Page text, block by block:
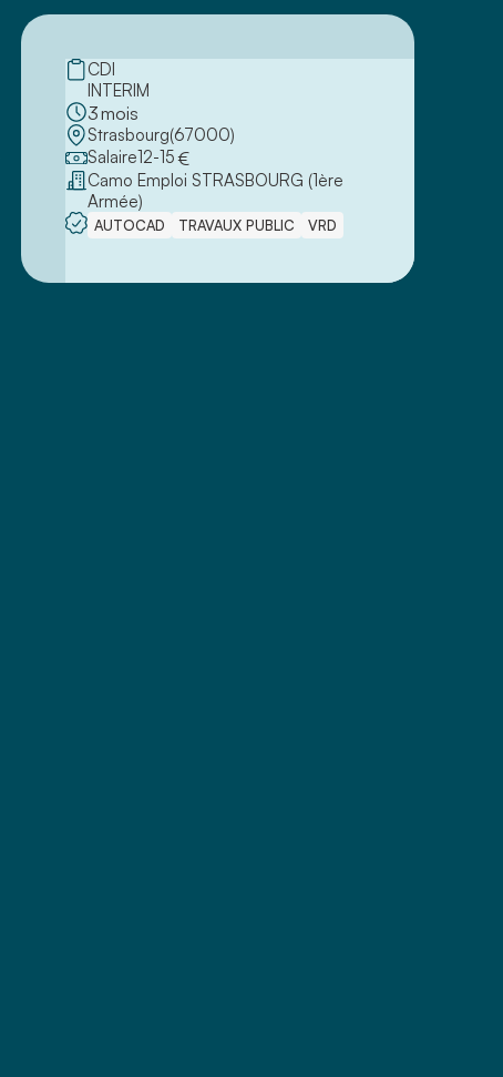
CDI
INTERIM
3mois
Strasbourg(67000)
Salaire12-15€
Camo Emploi STRASBOURG (1ère
Armée)
AUTOCAD TRAVAUX PUBLIC VRD